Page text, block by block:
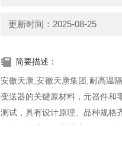
更新时间：2025-08-25
简要描述：
安徽天康,安徽天康集团,耐高温
变送器的关键原材料，元器件和
测试，具有设计原理、品种规格
目前国内流行，并被广泛使用